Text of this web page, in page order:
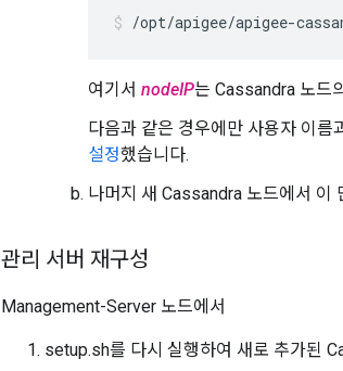
/opt/apigee/apigee-
여기서 nodeIP는 Cassandra 노드
다음과 같은 경우에만 사용자 이름
설정했습니다.
나머지 새 Cassandra 노드에서 이
관리 서버 재구성
Management-Server 노드에서
setup.sh를 다시 실행하여 새로 추가된